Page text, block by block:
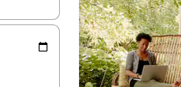
ーを使って移動するか、画面をタッチまたは